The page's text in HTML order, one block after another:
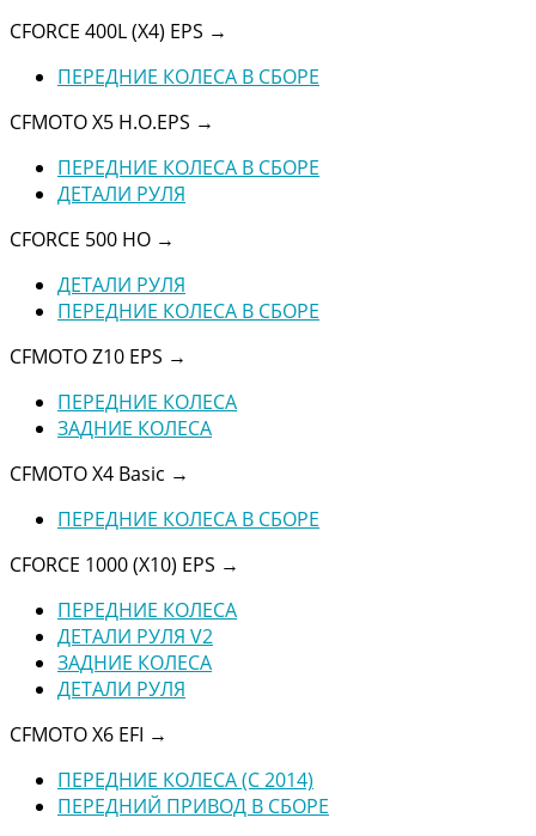
CFORCE 400L (X4) EPS →
ПЕРЕДНИЕ КОЛЕСА В СБОРЕ
CFMOTO X5 H.O.EPS →
ПЕРЕДНИЕ КОЛЕСА В СБОРЕ
ДЕТАЛИ РУЛЯ
CFORCE 500 HO →
ДЕТАЛИ РУЛЯ
ПЕРЕДНИЕ КОЛЕСА В СБОРЕ
CFMOTO Z10 EPS →
ПЕРЕДНИЕ КОЛЕСА
ЗАДНИЕ КОЛЕСА
CFMOTO X4 Basic →
ПЕРЕДНИЕ КОЛЕСА В СБОРЕ
CFORCE 1000 (X10) EPS →
ПЕРЕДНИЕ КОЛЕСА
ДЕТАЛИ РУЛЯ V2
ЗАДНИЕ КОЛЕСА
ДЕТАЛИ РУЛЯ
CFMOTO X6 EFI →
ПЕРЕДНИЕ КОЛЕСА (C 2014)
ПЕРЕДНИЙ ПРИВОД В СБОРЕ